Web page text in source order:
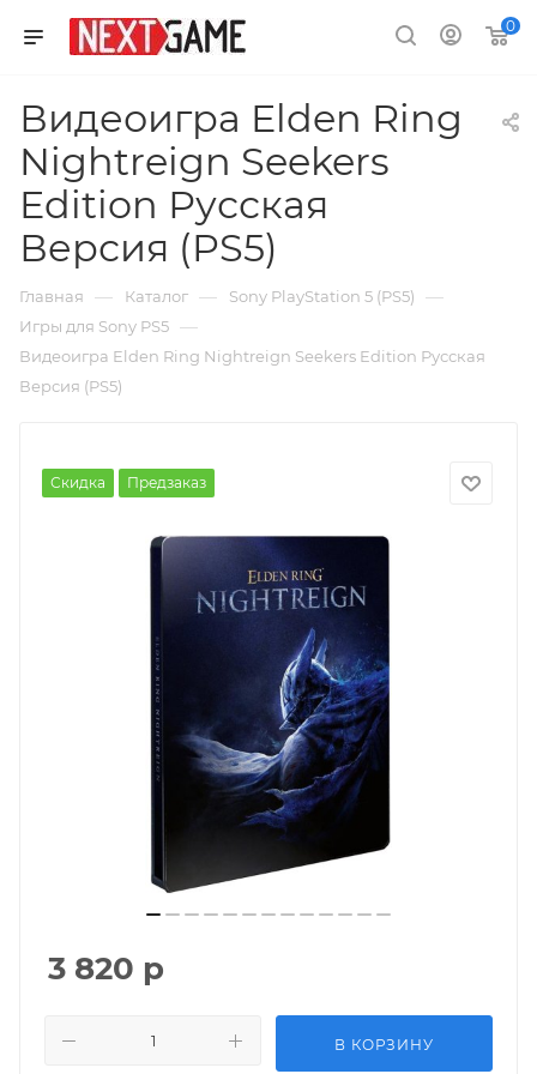
0
Видеоигра Elden Ring
Nightreign Seekers
Edition Русская
Версия (PS5)
Главная — Каталог — Sony PlayStation 5 (PS5) —
Игры для Sony PS5 —
Видеоигра Elden Ring Nightreign Seekers Edition Русская
Версия (PS5)
Скидка Предзаказ
3 820 р
В КОРЗИНУ